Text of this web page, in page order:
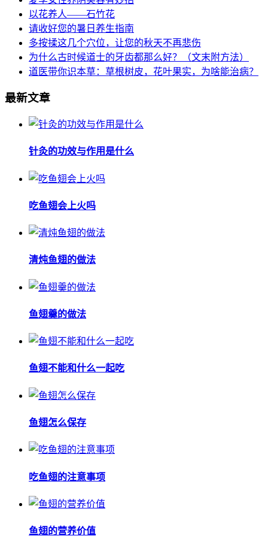
以花养人——石竹花
请收好您的暑日养生指南
多按揉这几个穴位，让您的秋天不再悲伤
为什么古时候道士的牙齿都那么好？（文末附方法）
道医带你识本草：草根树皮，花叶果实，为啥能治病？
最新文章
针灸的功效与作用是什么
吃鱼翅会上火吗
清炖鱼翅的做法
鱼翅羹的做法
鱼翅不能和什么一起吃
鱼翅怎么保存
吃鱼翅的注意事项
鱼翅的营养价值